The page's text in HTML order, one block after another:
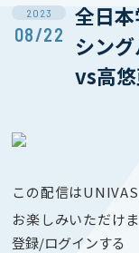
2023
08/22
全日
シン
vs高悠
この配信は
お楽しみいただけ
登録/ログインする